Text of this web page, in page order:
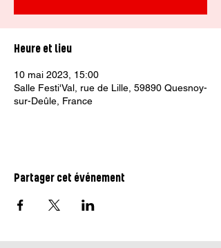
Heure et lieu
10 mai 2023, 15:00
Salle Festi'Val, rue de Lille, 59890 Quesnoy-
sur-Deûle, France
Partager cet événement